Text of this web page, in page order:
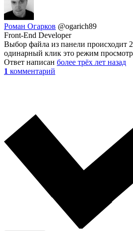
Роман Огарков @ogarich89
Front-End Developer
Выбор файла из панели происходит
одинарный клик это режим
Ответ написан более трёх лет назад
1 комментарий